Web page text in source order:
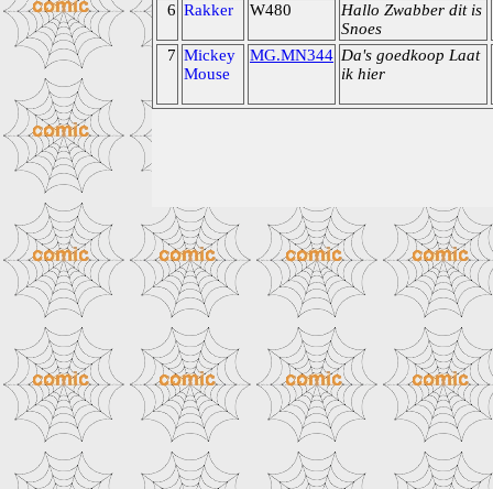
6 Rakker W480
Hallo Zwabber dit is
Snoes
7 Mickey
Mouse
MG.MN344 Da's goedkoop Laat
ik hier